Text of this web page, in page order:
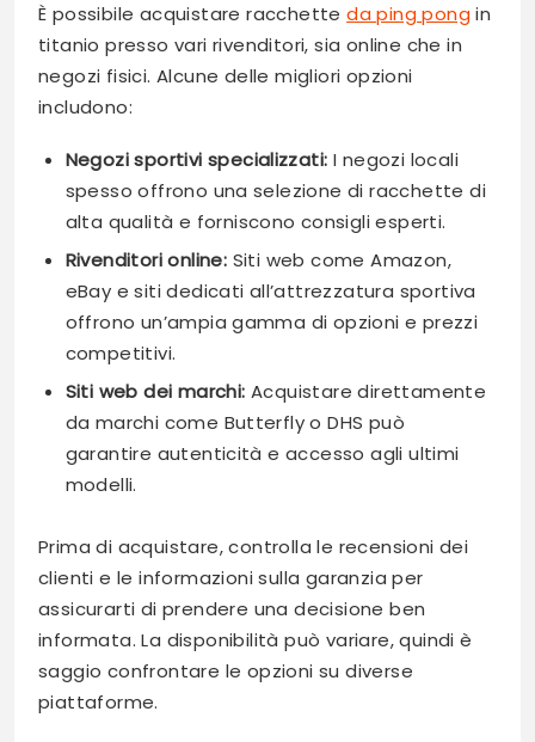
È possibile acquistare racchetteda ping pongin
titanio presso vari rivenditori, sia online che in
negozi fisici. Alcune delle migliori opzioni
includono:
Negozi sportivi specializzati: I negozi locali
spesso offrono una selezione di racchette di
alta qualità e forniscono consigli esperti.
Rivenditori online: Siti web come Amazon,
eBay e siti dedicati all’attrezzatura sportiva
offrono un’ampia gamma di opzioni e prezzi
competitivi.
Siti web dei marchi: Acquistare direttamente
da marchi come Butterfly o DHS può
garantire autenticità e accesso agli ultimi
modelli.
Prima di acquistare, controlla le recensioni dei
clienti e le informazioni sulla garanzia per
assicurarti di prendere una decisione ben
informata. La disponibilità può variare, quindi è
saggio confrontare le opzioni su diverse
piattaforme.